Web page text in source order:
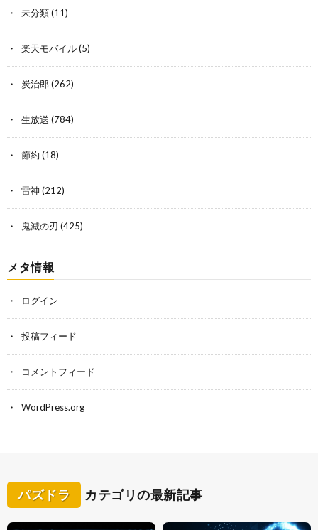
未分類(11)
楽天モバイル(5)
炭治郎 (262)
生放送 (784)
節約 (18)
雷神 (212)
鬼滅の刃 (425)
メタ情報
ログイン
投稿フィード
コメントフィード
WordPress.org
パズドラ カテゴリの最新記事